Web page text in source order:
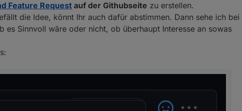
Feature Request auf der Githubseite zu erstellen.
die Idee, könnt Ihr auch dafür abstimmen. Dann sehe ich bei
es Sinnvoll wäre oder nicht, ob überhaupt Interesse an sowas